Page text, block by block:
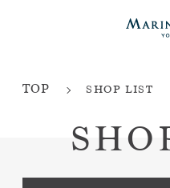
TOP SHOP LIST